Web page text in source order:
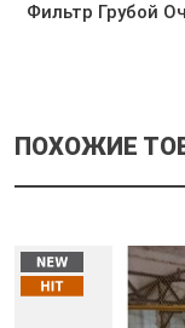
Фильтр Грубой
ПОХОЖИЕ